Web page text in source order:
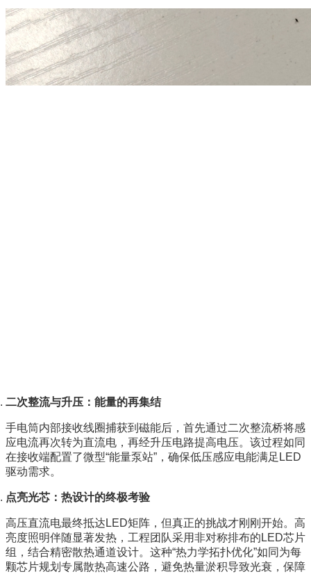
二次整流与升压：能量的再集结
手电筒内部接收线圈捕获到磁能后，首先通过二次整流桥将感
应电流再次转为直流电，再经升压电路提高电压。该过程如同
在接收端配置了微型“能量泵站”，确保低压感应电能满足LED
驱动需求。
点亮光芯：热设计的终极考验
高压直流电最终抵达LED矩阵，但真正的挑战才刚刚开始。高
亮度照明伴随显著发热，工程团队采用非对称排布的LED芯片
组，结合精密散热通道设计。这种“热力学拓扑优化”如同为每
颗芯片规划专属散热高速公路，避免热量淤积导致光衰，保障